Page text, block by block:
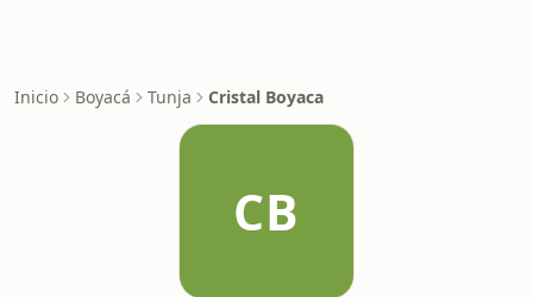
Inicio Boyacá Tunja Cristal Boyaca
CB